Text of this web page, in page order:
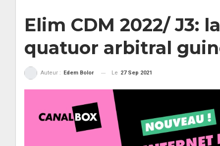
Elim CDM 2022/ J3:
quatuor arbitral
Auteur : Edem Bolor Le 27 Sep 2021